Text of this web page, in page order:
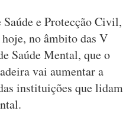
e Protecção Civil,
no âmbito das V
Saúde Mental, que o
vai aumentar a
instituições que lidam